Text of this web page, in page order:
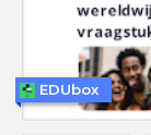
EDUbox